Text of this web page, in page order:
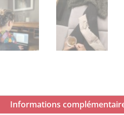
Informations